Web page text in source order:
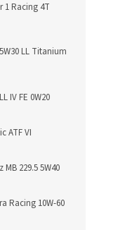
1 Racing 4T
LL Titanium
IV FE 0W20
ATF VI
MB 229.5 5W40
Racing 10W-60